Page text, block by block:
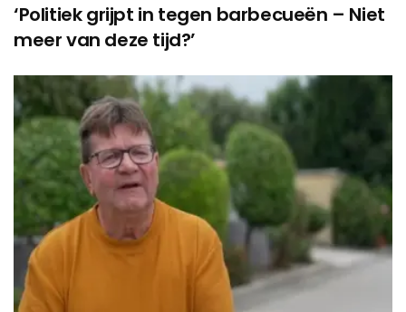
‘Politiek grijpt in tegen barbecueën – Niet
meer van deze tijd?’